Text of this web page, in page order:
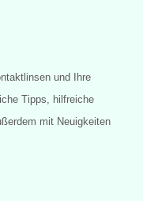
und Ihre
Tipps, hilfreiche
mit Neuigkeiten